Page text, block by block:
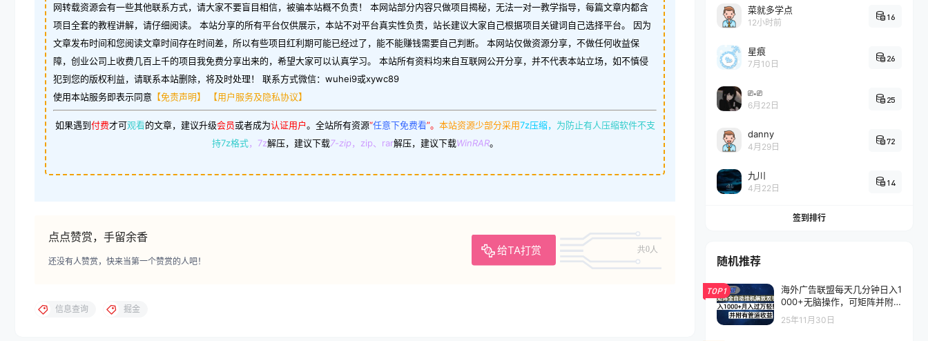
网转载资源会有一些其他联系方式，请大家不要盲目相信，被骗本站概不负责！ 本网站部分内容只做项目揭秘，无法一对一教学指导，每篇文章内都含
项目全套的教程讲解，请仔细阅读。 本站分享的所有平台仅供展示，本站不对平台真实性负责，站长建议大家自己根据项目关键词自己选择平台。 因为
文章发布时间和您阅读文章时间存在时间差，所以有些项目红利期可能已经过了，能不能赚钱需要自己判断。 本网站仅做资源分享，不做任何收益保
障，创业公司上收费几百上千的项目我免费分享出来的，希望大家可以认真学习。 本站所有资料均来自互联网公开分享，并不代表本站立场，如不慎侵
犯到您的版权利益，请联系本站删除，将及时处理！ 联系方式微信：wuhei9或xywc89
使用本站服务即表示同意 【免责声明】 【用户服务及隐私协议】
如果遇到付费才可观看的文章，建议升级会员或者成为认证用户。 全站所有资源“任意下免费看”。 本站资源少部分采用7z压缩， 为防止有人压缩软件不支
持7z格式，7z解压，建议下载7-zip，zip、rar解压，建议下载WinRAR。
点点赞赏，手留余香
给TA打赏 共0人
还没有人赞赏，快来当第一个赞赏的人吧！
信息查询 掘金
菜就多学点
12小时前
16
星痕
7月10日
26
⎚˕⎚
6月22日
25
danny
4月29日
72
九川
4月22日
14
签到排行
随机推荐
TOP1
海外广告联盟每天几分钟日入1
000+无脑操作，可矩阵并附
有管道收益
25年11月30日